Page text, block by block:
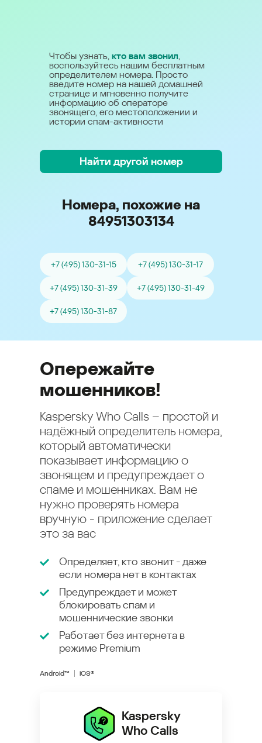
Чтобы узнать, кто вам звонил,
воспользуйтесь нашим бесплатным
определителем номера. Просто
введите номер на нашей домашней
странице и мгновенно получите
информацию об операторе
звонящего, его местоположении и
истории спам-активности
Найти другой номер
Номера, похожие на
84951303134
+7 (495) 130-31-15 +7 (495) 130-31-17
+7 (495) 130-31-39 +7 (495) 130-31-49
+7 (495) 130-31-87
Опережайте
мошенников!
Kaspersky Who Calls – простой и
надёжный определитель номера,
который автоматически
показывает информацию о
звонящем и предупреждает о
спаме и мошенниках. Вам не
нужно проверять номера
вручную - приложение сделает
это за вас
Определяет, кто звонит - даже
если номера нет в контактах
Предупреждает и может
блокировать спам и
мошеннические звонки
Работает без интернета в
режиме Premium
Android™ iOS®
Kaspersky
Who Calls